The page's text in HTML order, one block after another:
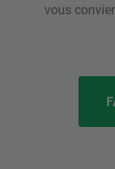
vous